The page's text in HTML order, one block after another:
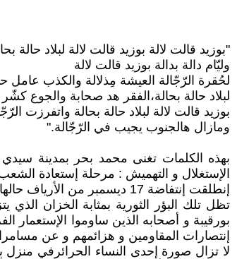
"بوزيد قالت لالة بوزيد قالت لالة لبلاد حالة
وليّام دالة بدالة بوزيد قالت لالة
لحُقرة الرّجّالة العيشة مِذلالة والكذب عامل
لبلاد حالة بحالة،الفقر هد صحابة والجوع كشّر
بوزيد قالت لالة لبلاد حالة بحالة واتفرزت
ومازال هالجنوب يجيب في الرّجّالة."
الإستغلال و التهميش : مرحلة إستعادة
تظل تلك البؤر الثورية بمثابة الخزان
بورقيبة و أصحابه الذين ساوموا الإستعمار
إنتصارات المقاومين و هزائمهم و عن